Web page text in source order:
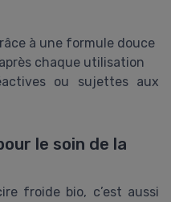
à une formule douce
chaque utilisation
ou sujettes aux
le soin de la
froide bio, c’est aussi